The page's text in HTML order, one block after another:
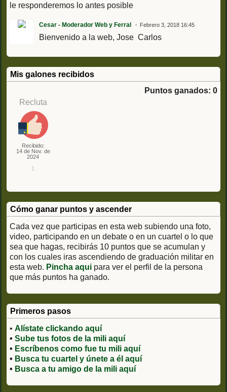
le responderemos lo antes posible
Cesar - Moderador Web y Ferral Febrero 3, 2018 16:45
Bienvenido a la web, Jose Carlos
Mis galones recibidos
Puntos ganados: 0
Recluta
Recibido:
14 de Nov. de
2024
1
Cómo ganar puntos y ascender
Cada vez que participas en esta web subiendo una foto,
video, participando en un debate o en un cuartel o lo que
sea que hagas, recibirás 10 puntos que se acumulan y
con los cuales iras ascendiendo de graduación militar en
esta web. Pincha aqui para ver el perfil de la persona
que más puntos ha ganado.
Primeros pasos
• Alístate clickando aquí
• Sube tus fotos de la mili aquí
• Escríbenos como fue tu mili aquí
• Busca tu cuartel y únete a él aquí
• Busca a tu amigo de la mili aquí